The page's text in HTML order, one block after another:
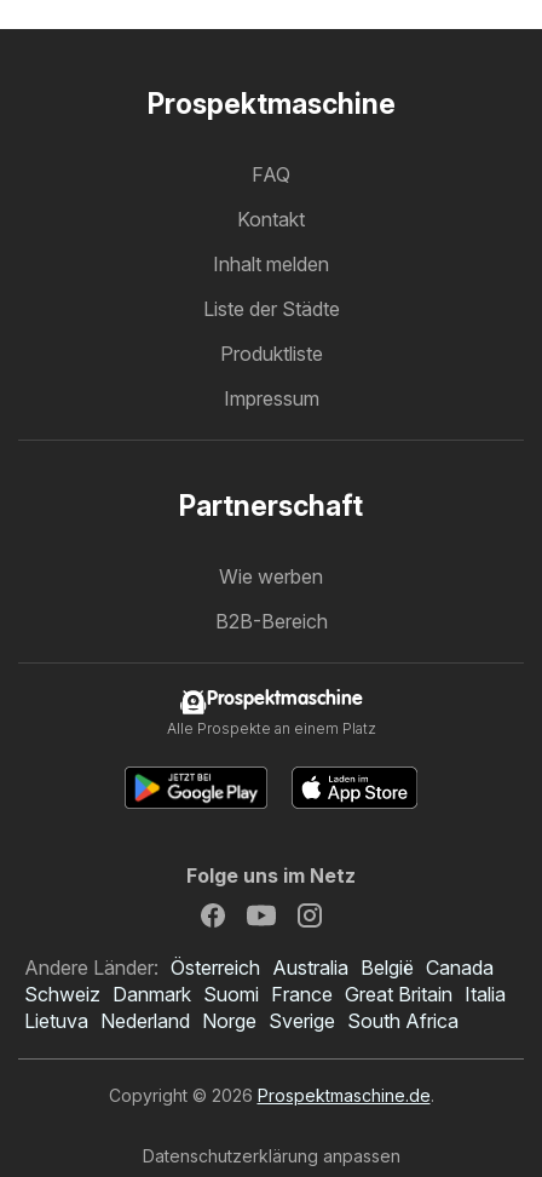
Prospektmaschine
FAQ
Kontakt
Inhalt melden
Liste der Städte
Produktliste
Impressum
Partnerschaft
Wie werben
B2B-Bereich
Prospektmaschine
Alle Prospekte an einem Platz
Folge uns im Netz
Andere Länder: Österreich Australia België Canada
Schweiz Danmark Suomi France Great Britain Italia
Lietuva Nederland Norge Sverige South Africa
Copyright © 2026 Prospektmaschine.de.
Datenschutzerklärung anpassen